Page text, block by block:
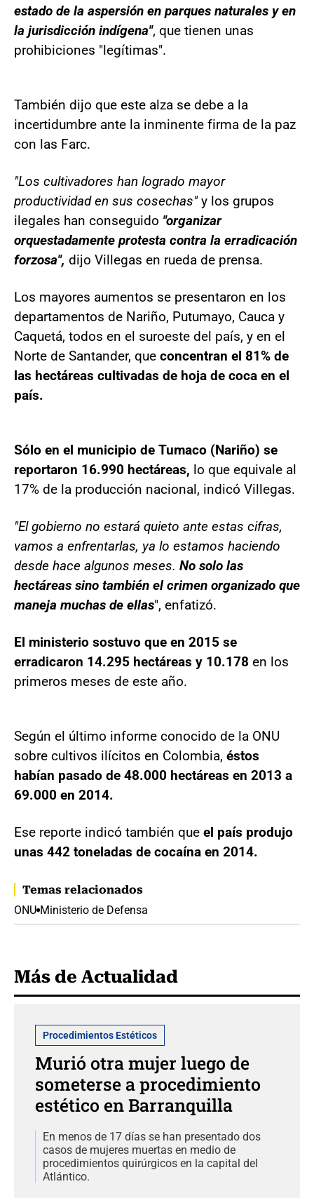
estado de la aspersión en parques naturales y en
la jurisdicción indígena", que tienen unas
prohibiciones "legítimas".
También dijo que este alza se debe a la
incertidumbre ante la inminente firma de la paz
con las Farc.
"Los cultivadores han logrado mayor
productividad en sus cosechas"y los grupos
ilegales han conseguido "organizar
orquestadamente protesta contra la erradicación
forzosa", dijo Villegas en rueda de prensa.
Los mayores aumentos se presentaron en los
departamentos de Nariño, Putumayo, Cauca y
Caquetá, todos en el suroeste del país, y en el
Norte de Santander, que concentran el 81% de
las hectáreas cultivadas de hoja de coca en el
país.
Sólo en el municipio de Tumaco (Nariño) se
reportaron 16.990 hectáreas, lo que equivale al
17% de la producción nacional, indicó Villegas.
"El gobierno no estará quieto ante estas cifras,
vamos a enfrentarlas, ya lo estamos haciendo
desde hace algunos meses. No solo las
hectáreas sino también el crimen organizado que
maneja muchas de ellas", enfatizó.
El ministerio sostuvo que en 2015 se
erradicaron 14.295 hectáreas y 10.178 en los
primeros meses de este año.
Según el último informe conocido de la ONU
sobre cultivos ilícitos en Colombia, éstos
habían pasado de 48.000 hectáreas en 2013 a
69.000 en 2014.
Ese reporte indicó también que el país produjo
unas 442 toneladas de cocaína en 2014.
Temas relacionados
ONU Ministerio de Defensa
Más de Actualidad
Procedimientos Estéticos
Murió otra mujer luego de
someterse a procedimiento
estético en Barranquilla
En menos de 17 días se han presentado dos
casos de mujeres muertas en medio de
procedimientos quirúrgicos en la capital del
Atlántico.